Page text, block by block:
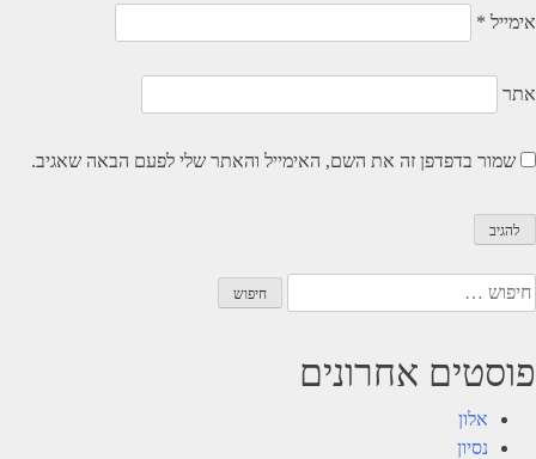
אימייל *
אתר
שמור בדפדפן זה את השם, האימייל והאתר שלי לפעם הבאה שאגיב.
חיפוש:
פוסטים אחרונים
אלון
נסיון